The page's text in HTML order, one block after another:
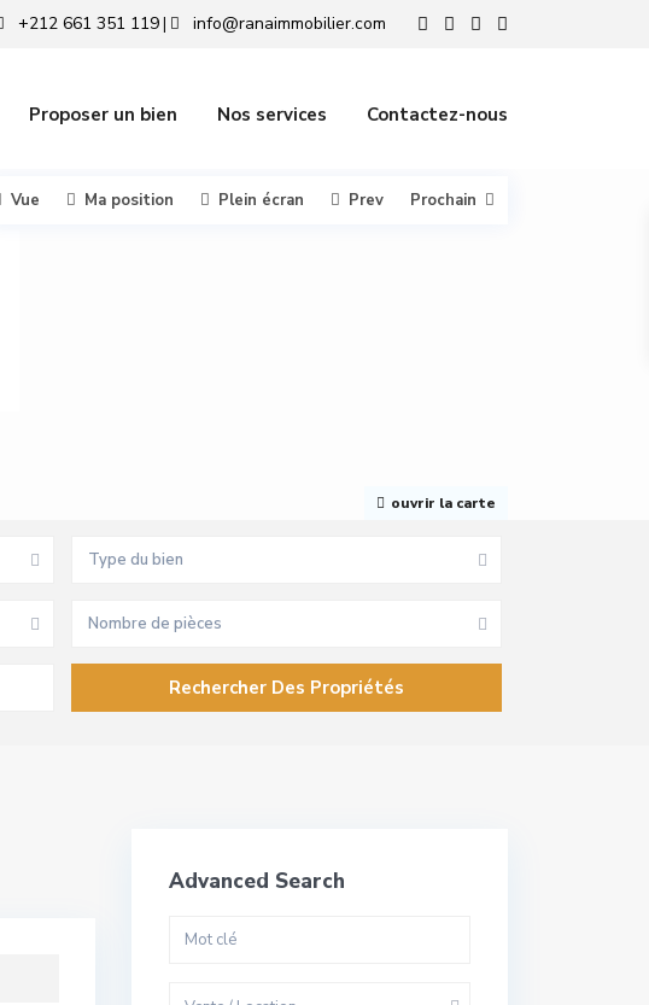
+212 661 351 119| info@ranaimmobilier.com
Proposer un bien Nos services Contactez-nous
ouvrir la carte
Vue Ma position Plein écran Prev Prochain
Type du bien
Nombre de pièces
Advanced Search